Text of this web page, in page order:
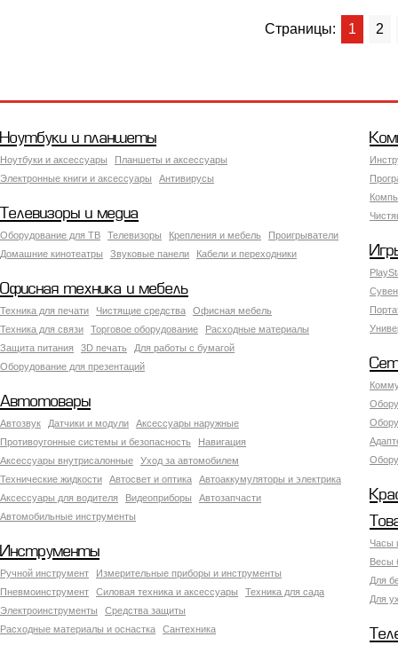
Страницы: 1 2
Ноутбуки и планшеты
Ноутбуки и аксессуары
Планшеты и аксессуары
Электронные книги и аксессуары
Антивирусы
Телевизоры и медиа
Оборудование для ТВ Телевизоры Крепления и мебель
Проигрыватели
Домашние кинотеатры
Звуковые панели Кабели и переходники
Офисная техника и мебель
Техника для печати Чистящие средства
Офисная мебель
Техника для связи
Торговое оборудование
Расходные материалы
Защита питания
3D печать
Для работы с бумагой
Оборудование для презентаций
Автотовары
Автозвук Датчики и модули
Аксессуары наружные
Противоугонные системы и безопасность
Навигация
Аксесcуары внутрисалонные
Уход за автомобилем
Технические жидкости
Автосвет и оптика
Автоаккумуляторы и электрика
Аксессуары для водителя
Видеоприборы
Автозапчасти
Автомобильные инструменты
Часы
Весы
Для
Для
Инструменты
Ручной инструмент
Измерительные приборы и инструменты
Пневмоинструмент
Силовая техника и аксессуары
Техника для сада
Электроинструменты
Средства защиты
Расходные материалы и оснастка
Сантехника